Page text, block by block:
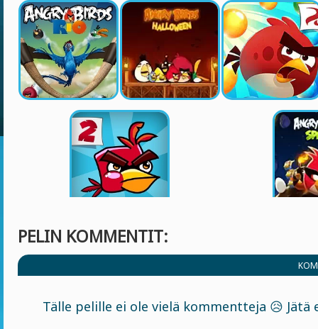
PELIN KOMMENTIT:
Tälle pelille ei ole vielä kommentteja 😥 Jätä